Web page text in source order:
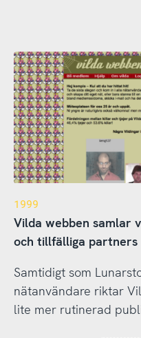
1999
Vilda webben samlar
och tillfälliga partners
Samtidigt som
nätanvändare riktar
lite mer rutinerad